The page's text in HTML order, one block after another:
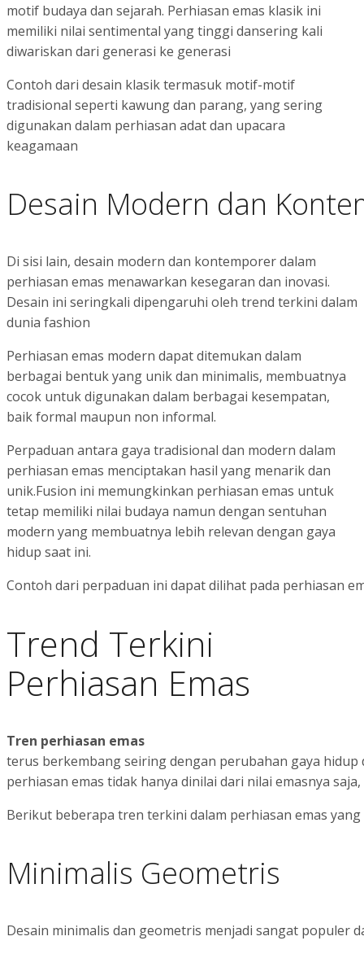
motif budaya dan sejarah. Perhiasan emas klasik ini
memiliki nilai sentimental yang tinggi dansering kali
diwariskan dari generasi ke generasi
Contoh dari desain klasik termasuk motif-motif
tradisional seperti kawung dan parang, yang sering
digunakan dalam perhiasan adat dan upacara
keagamaan
Desain Modern dan
Di sisi lain, desain modern dan kontemporer dalam
perhiasan emas menawarkan kesegaran dan inovasi.
Desain ini seringkali dipengaruhi oleh trend terkini dalam
dunia fashion
Perhiasan emas modern dapat ditemukan dalam
berbagai bentuk yang unik dan minimalis, membuatnya
cocok untuk digunakan dalam berbagai kesempatan,
baik formal maupun non informal.
Perpaduan antara gaya tradisional dan modern dalam
perhiasan emas menciptakan hasil yang menarik dan
unik.Fusion ini memungkinkan perhiasan emas untuk
tetap memiliki nilai budaya namun dengan sentuhan
modern yang membuatnya lebih relevan dengan gaya
hidup saat ini.
Contoh dari perpaduan ini dapat dilihat pada perhiasan
Trend Terkini
Perhiasan Emas
Tren perhiasan emas
terus berkembang seiring dengan perubahan gaya hidup
perhiasan emas tidak hanya dinilai dari nilai emasnya
Berikut beberapa tren terkini dalam perhiasan emas
Minimalis Geometris
Desain minimalis dan geometris menjadi sangat populer